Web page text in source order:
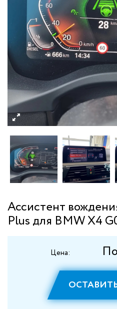
Ассистент
Plus для BMW X4
Цена: